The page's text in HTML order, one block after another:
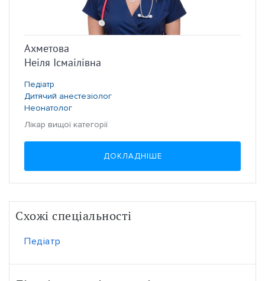
Ахметова
Неіля Ісмаілівна
Педіатр
Дитячий анестезіолог
Неонатолог
Лікар вищої категорії
ДОКЛАДНІШЕ
Схожі спеціальності
Педіатр